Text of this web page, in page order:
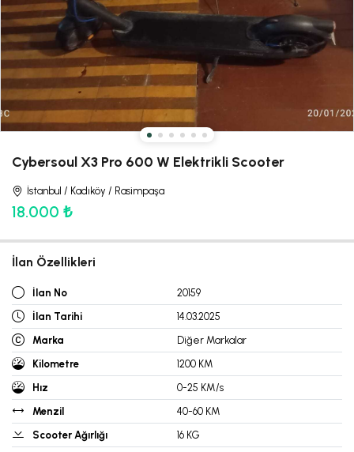
Cybersoul X3 Pro 600 W Elektrikli Scooter
İstanbul / Kadıköy / Rasimpaşa
18.000 ₺
İlan Özellikleri
İlan No
20159
İlan Tarihi
14.03.2025
Marka
Diğer Markalar
Kilometre
1200 KM
Hız
0-25 KM/s
Menzil
40-60 KM
Scooter Ağırlığı
16 KG